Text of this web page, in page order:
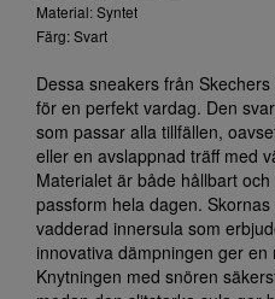
Material: Syntet
Färg: Svart
Dessa sneakers från
för en perfekt vardag. Den
som passar alla tillfällen,
eller en avslappnad träff med
Materialet är både hållbart
passform hela dagen.
vadderad innersula som
innovativa dämpningen ger
Knytningen med snören